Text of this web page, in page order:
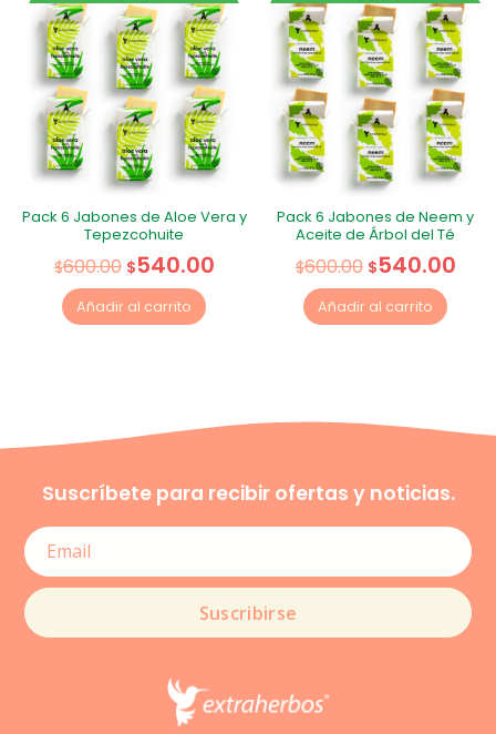
Pack 6 Jabones de Aloe Vera y
Tepezcohuite
$600.00 $540.00
Añadir al carrito
Pack 6 Jabones de Neem y
Aceite de Árbol del Té
$600.00 $540.00
Añadir al carrito
Suscríbete para recibir ofertas y noticias.
Suscribirse